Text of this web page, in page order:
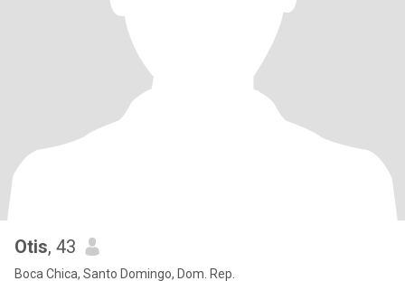
Otis, 43
Boca Chica, Santo Domingo, Dom. Rep.